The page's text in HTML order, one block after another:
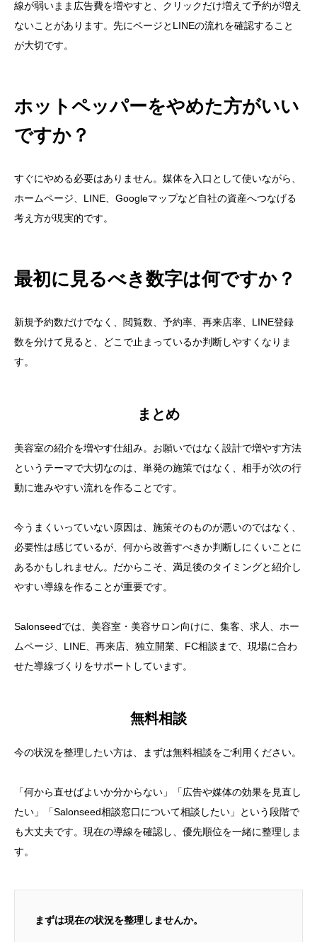
線が弱いまま広告費を増やすと、クリックだけ増えて予約が増え
ないことがあります。先にページとLINEの流れを確認すること
が大切です。
ホットペッパーをやめた方がいい
ですか？
すぐにやめる必要はありません。媒体を入口として使いながら、
ホームページ、LINE、Googleマップなど自社の資産へつなげる
考え方が現実的です。
最初に見るべき数字は何ですか？
新規予約数だけでなく、閲覧数、予約率、再来店率、LINE登録
数を分けて見ると、どこで止まっているか判断しやすくなりま
す。
まとめ
美容室の紹介を増やす仕組み。お願いではなく設計で増やす方法
というテーマで大切なのは、単発の施策ではなく、相手が次の行
動に進みやすい流れを作ることです。
今うまくいっていない原因は、施策そのものが悪いのではなく、
必要性は感じているが、何から改善すべきか判断しにくいことに
あるかもしれません。だからこそ、満足後のタイミングと紹介し
やすい導線を作ることが重要です。
Salonseedでは、美容室・美容サロン向けに、集客、求人、ホー
ムページ、LINE、再来店、独立開業、FC相談まで、現場に合わ
せた導線づくりをサポートしています。
無料相談
今の状況を整理したい方は、まずは無料相談をご利用ください。
「何から直せばよいか分からない」「広告や媒体の効果を見直し
たい」「Salonseed相談窓口について相談したい」という段階で
も大丈夫です。現在の導線を確認し、優先順位を一緒に整理しま
す。
まずは現在の状況を整理しませんか。